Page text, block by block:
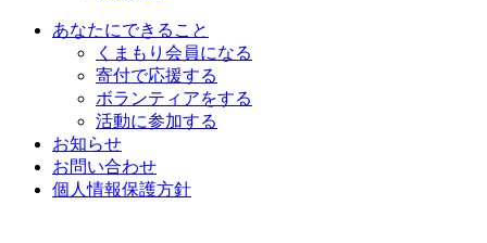
あなたにできること
くまもり会員になる
寄付で応援する
ボランティアをする
活動に参加する
お知らせ
お問い合わせ
個人情報保護方針